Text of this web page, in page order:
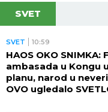
SVET
SVET 10:59
HAOS OKO SNIMKA:
ambasada u Kongu u prvom
planu, narod u
OVO ugledalo